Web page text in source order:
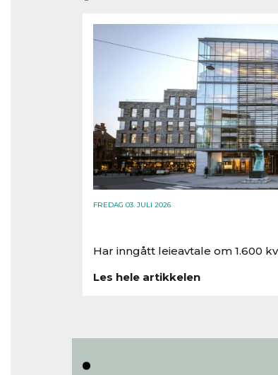
FREDAG 03. JULI 2026
Har inngått leieavtale om 1.600
Les hele artikkelen